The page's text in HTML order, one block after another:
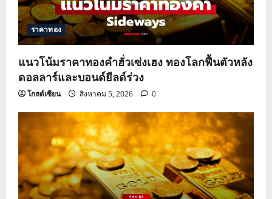
ราคาทอง
แนวโน้มราคาทองคำฮั่วเซ่งเฮง ทองโลกฟื้นตัวหลัง
ดอลลาร์และบอนด์ยีลด์ร่วง
โกลด์เซียน สิงหาคม 5, 2026 0